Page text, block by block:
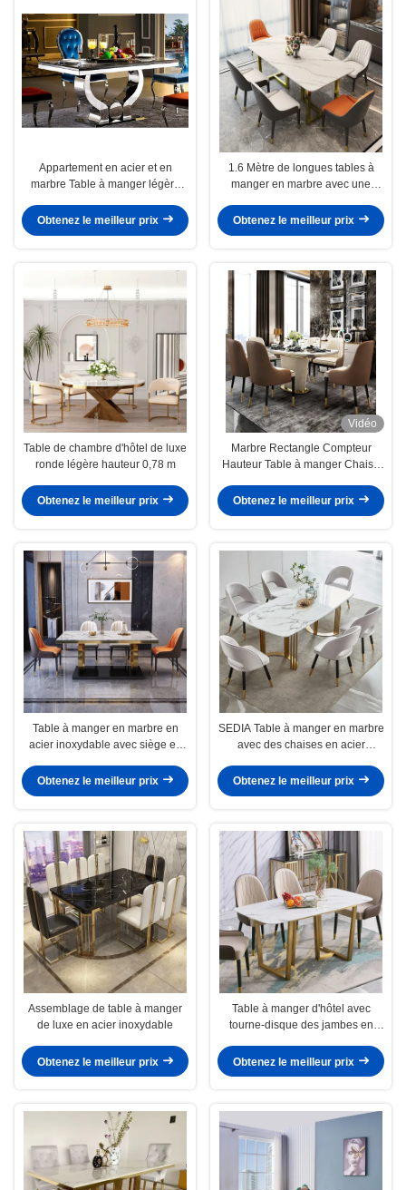
Appartement en acier et en
marbre Table à manger légère
Obtenez le meilleur prix
1.6 Mètre de longues tables à
manger en marbre avec une
Obtenez le meilleur prix
Table de chambre d'hôtel de luxe
ronde légère hauteur 0,78 m
Obtenez le meilleur prix
Vidéo
Marbre Rectangle Compteur
Hauteur Table à manger Chaise
Obtenez le meilleur prix
Table à manger en marbre en
acier inoxydable avec siège en
Obtenez le meilleur prix
SEDIA Table à manger en marbre
avec des chaises en acier
Obtenez le meilleur prix
Assemblage de table à manger
de luxe en acier inoxydable
Obtenez le meilleur prix
Table à manger d'hôtel avec
tourne-disque des jambes en
longueur
Obtenez le meilleur prix